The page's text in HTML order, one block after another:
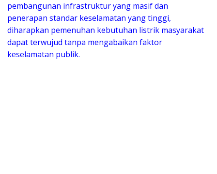
pembangunan infrastruktur yang masif dan
penerapan standar keselamatan yang tinggi,
diharapkan pemenuhan kebutuhan listrik masyarakat
dapat terwujud tanpa mengabaikan faktor
keselamatan publik.